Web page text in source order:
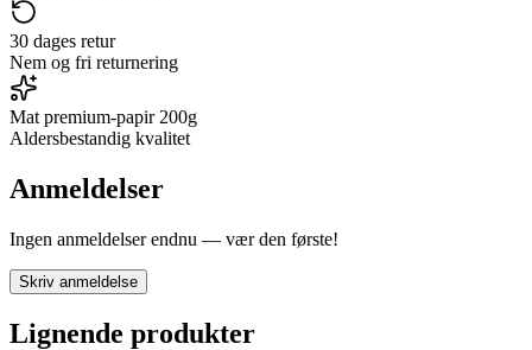
30 dages retur
Nem og fri returnering
Mat premium-papir 200g
Aldersbestandig kvalitet
Anmeldelser
Ingen anmeldelser endnu — vær den første!
Skriv anmeldelse
Lignende produkter